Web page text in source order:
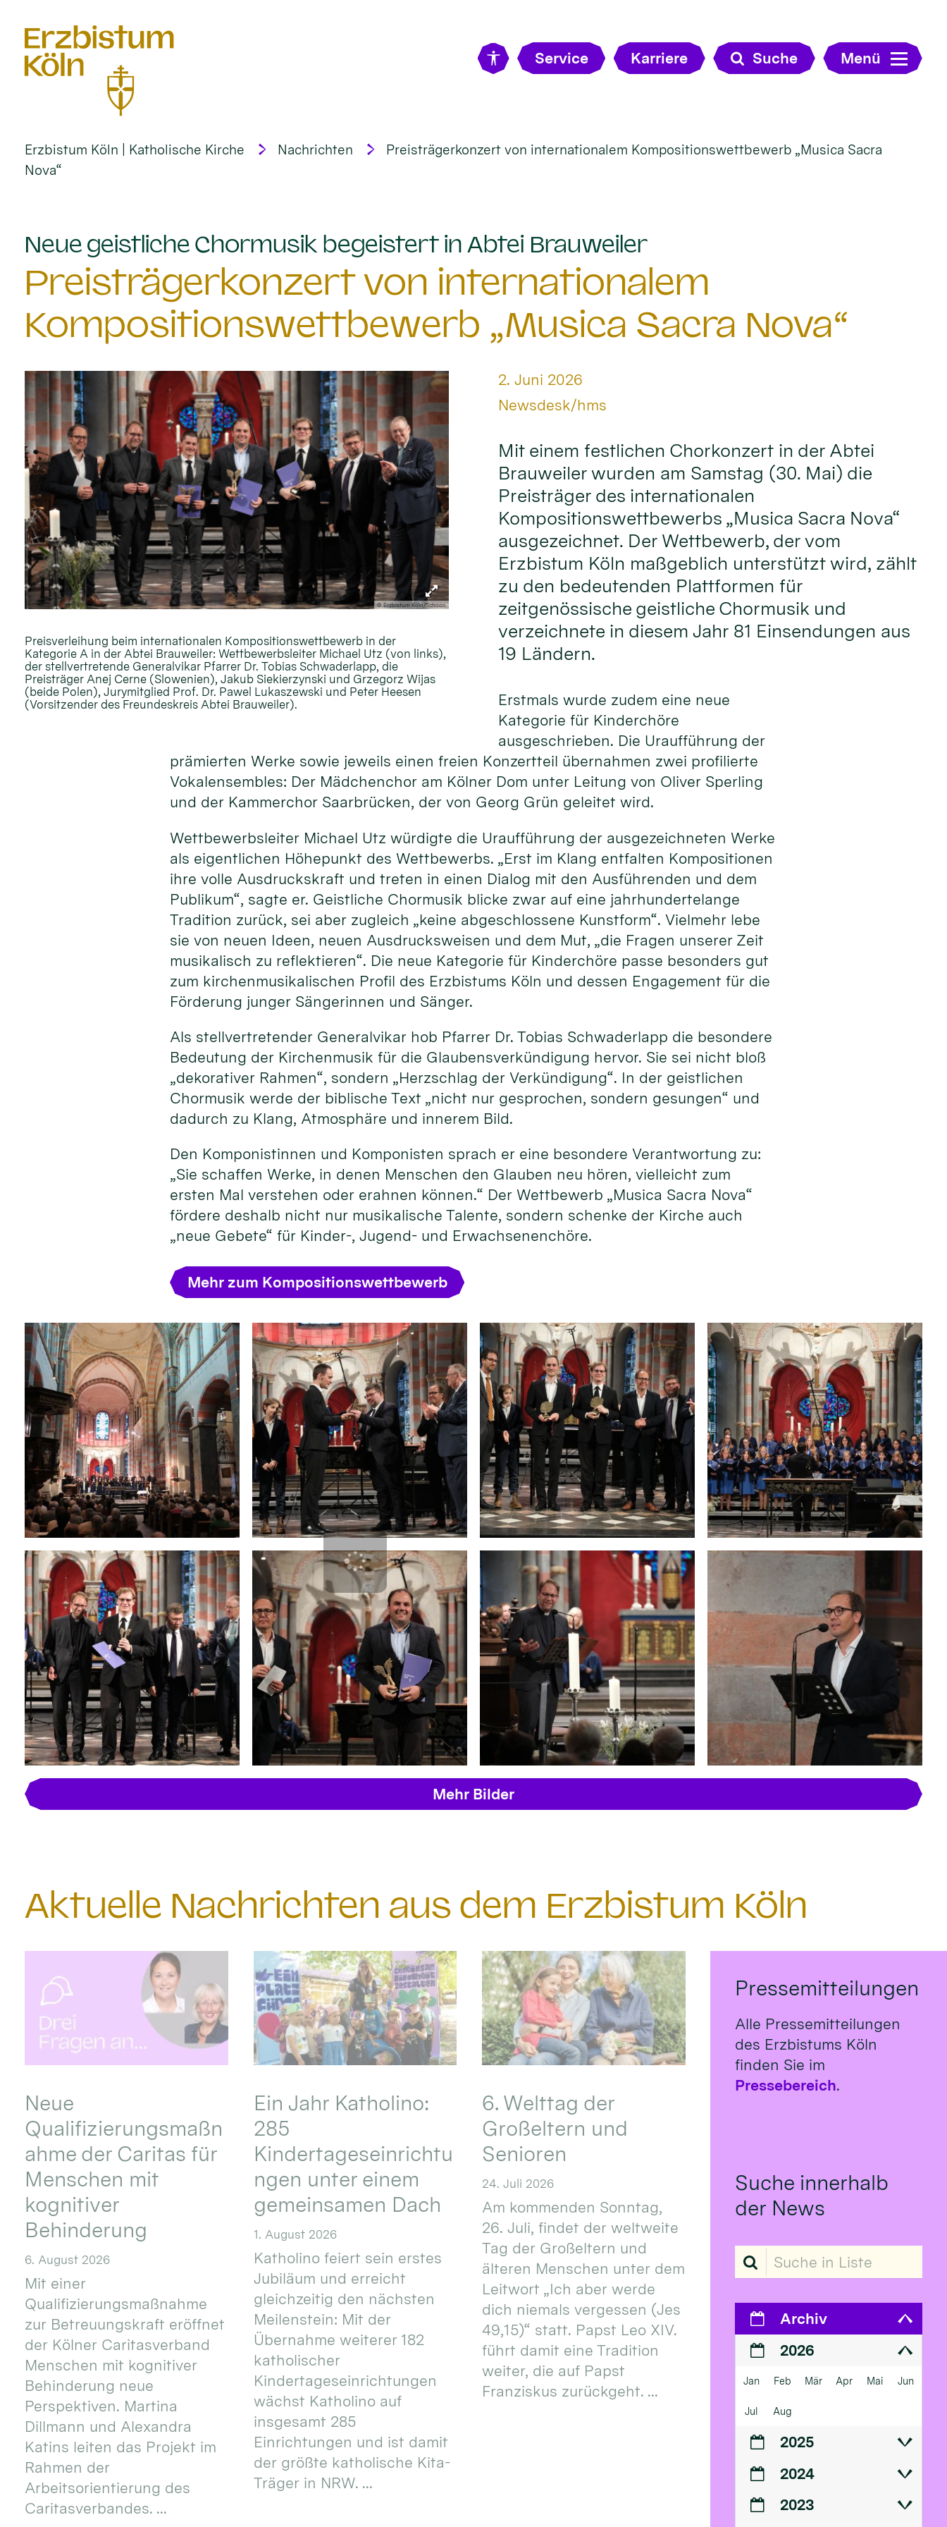
Service Karriere Suche Menü
Erzbistum Köln | Katholische Kirche Nachrichten
Preisträgerkonzert von internationalem Kompositionswettbewerb „Musica Sacra
Nova“
Neue geistliche Chormusik begeistert in Abtei Brauweiler:
Preisträgerkonzert von internationalem
Kompositionswettbewerb „Musica Sacra Nova“
© Erzbistum Köln/Schoon
Preisverleihung beim internationalen Kompositionswettbewerb in der
Kategorie A in der Abtei Brauweiler: Wettbewerbsleiter Michael Utz (von links),
der stellvertretende Generalvikar Pfarrer Dr. Tobias Schwaderlapp, die
Preisträger Anej Cerne (Slowenien), Jakub Siekierzynski und Grzegorz Wijas
(beide Polen), Jurymitglied Prof. Dr. Pawel Lukaszewski und Peter Heesen
(Vorsitzender des Freundeskreis Abtei Brauweiler).
Datum:
2. Juni 2026
Von:
Newsdesk/hms
Mit einem festlichen Chorkonzert in der Abtei
Brauweiler wurden am Samstag (30. Mai) die
Preisträger des internationalen
Kompositionswettbewerbs „Musica Sacra Nova“
ausgezeichnet. Der Wettbewerb, der vom
Erzbistum Köln maßgeblich unterstützt wird, zählt
zu den bedeutenden Plattformen für
zeitgenössische geistliche Chormusik und
verzeichnete in diesem Jahr 81 Einsendungen aus
19 Ländern.
Erstmals wurde zudem eine neue
Kategorie für Kinderchöre
ausgeschrieben. Die Uraufführung der
prämierten Werke sowie jeweils einen freien Konzertteil übernahmen zwei profilierte
Vokalensembles: Der Mädchenchor am Kölner Dom unter Leitung von Oliver Sperling
und der Kammerchor Saarbrücken, der von Georg Grün geleitet wird.
Wettbewerbsleiter Michael Utz würdigte die Uraufführung der ausgezeichneten Werke
als eigentlichen Höhepunkt des Wettbewerbs. „Erst im Klang entfalten Kompositionen
ihre volle Ausdruckskraft und treten in einen Dialog mit den Ausführenden und dem
Publikum“, sagte er. Geistliche Chormusik blicke zwar auf eine jahrhundertelange
Tradition zurück, sei aber zugleich „keine abgeschlossene Kunstform“. Vielmehr lebe
sie von neuen Ideen, neuen Ausdrucksweisen und dem Mut, „die Fragen unserer Zeit
musikalisch zu reflektieren“. Die neue Kategorie für Kinderchöre passe besonders gut
zum kirchenmusikalischen Profil des Erzbistums Köln und dessen Engagement für die
Förderung junger Sängerinnen und Sänger.
Als stellvertretender Generalvikar hob Pfarrer Dr. Tobias Schwaderlapp die besondere
Bedeutung der Kirchenmusik für die Glaubensverkündigung hervor. Sie sei nicht bloß
„dekorativer Rahmen“, sondern „Herzschlag der Verkündigung“. In der geistlichen
Chormusik werde der biblische Text „nicht nur gesprochen, sondern gesungen“ und
dadurch zu Klang, Atmosphäre und innerem Bild.
Den Komponistinnen und Komponisten sprach er eine besondere Verantwortung zu:
„Sie schaffen Werke, in denen Menschen den Glauben neu hören, vielleicht zum
ersten Mal verstehen oder erahnen können.“ Der Wettbewerb „Musica Sacra Nova“
fördere deshalb nicht nur musikalische Talente, sondern schenke der Kirche auch
„neue Gebete“ für Kinder-, Jugend- und Erwachsenenchöre.
Mehr zum Kompositionswettbewerb
Mehr Bilder
Aktuelle Nachrichten aus dem Erzbistum Köln
Neue
Qualifizierungsmaßn
ahme der Caritas für
Menschen mit
kognitiver
Behinderung
6. August 2026
Mit einer
Qualifizierungsmaßnahme
zur Betreuungskraft eröffnet
der Kölner Caritasverband
Menschen mit kognitiver
Behinderung neue
Perspektiven. Martina
Dillmann und Alexandra
Katins leiten das Projekt im
Rahmen der
Arbeitsorientierung des
Caritasverbandes. ...
Ein Jahr Katholino:
285
Kindertageseinrichtu
ngen unter einem
gemeinsamen Dach
1. August 2026
Katholino feiert sein erstes
Jubiläum und erreicht
gleichzeitig den nächsten
Meilenstein: Mit der
Übernahme weiterer 182
katholischer
Kindertageseinrichtungen
wächst Katholino auf
insgesamt 285
Einrichtungen und ist damit
der größte katholische Kita-
Träger in NRW. ...
6. Welttag der
Großeltern und
Senioren
24. Juli 2026
Am kommenden Sonntag,
26. Juli, findet der weltweite
Tag der Großeltern und
älteren Menschen unter dem
Leitwort „Ich aber werde
dich niemals vergessen (Jes
49,15)“ statt. Papst Leo XIV.
führt damit eine Tradition
weiter, die auf Papst
Franziskus zurückgeht. ...
Pressemitteilungen
Alle Pressemitteilungen
des Erzbistums Köln
finden Sie im
Pressebereich.
Suche innerhalb
der News
Suche in Liste
Archiv
2026
Jan Feb Mär Apr Mai Jun
Jul Aug
2025
2024
2023